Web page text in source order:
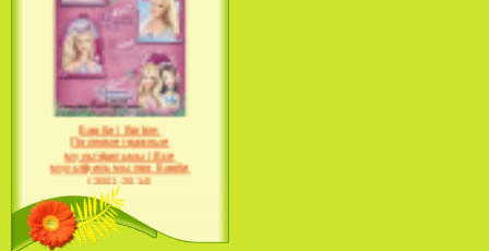
Барби / Barbie:
Полнометражные
мультфильмы / Все
мультфильмы про Барби
(2001-2014)